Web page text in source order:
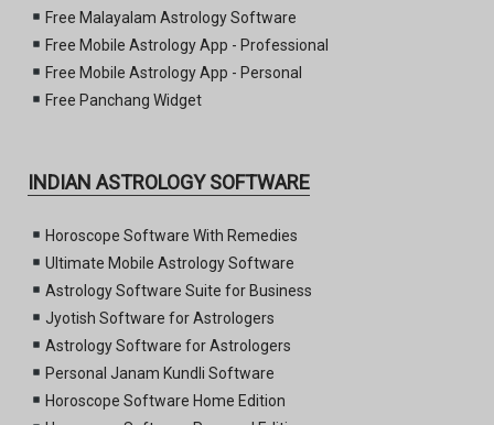
Free Malayalam Astrology Software
Free Mobile Astrology App - Professional
Free Mobile Astrology App - Personal
Free Panchang Widget
INDIAN ASTROLOGY SOFTWARE
Horoscope Software With Remedies
Ultimate Mobile Astrology Software
Astrology Software Suite for Business
Jyotish Software for Astrologers
Astrology Software for Astrologers
Personal Janam Kundli Software
Horoscope Software Home Edition